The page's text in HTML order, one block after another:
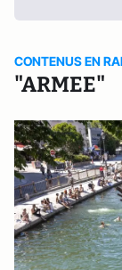
CONTENUS EN
"ARMEE"